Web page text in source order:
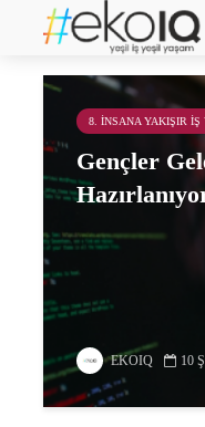
teknoloji ve
8. İNSANA YAKIŞIR
Gençler
EKOIQ 10